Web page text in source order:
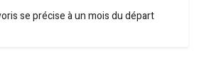
se précise à un mois du départ